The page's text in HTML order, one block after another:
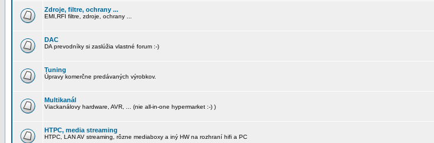
Zdroje, filtre, ochrany ...
EMI,RFI filtre, zdroje, ochrany ...
DAC
DA prevodníky si zaslúžia vlastné forum :-)
Tuning
Úpravy komerčne predávaných výrobkov.
Multikanál
Viackanálovy hardware, AVR, ... (nie all-in-one hypermarket :-) )
HTPC, media streaming
HTPC, LAN AV streaming, rôzne mediaboxy a iný HW na rozhraní hifi a PC